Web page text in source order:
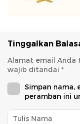
Tinggalkan
Alamat email Anda
wajib ditandai *
Simpan nama,
peramban ini